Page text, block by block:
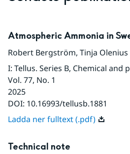
Atmospheric Ammonia in
Robert Bergström, Tinja Olenius
I: Tellus. Series B, Chemical and
Vol. 77, No. 1
2025
DOI: 10.16993/tellusb.1881
Ladda ner fulltext (.pdf)
Technical note